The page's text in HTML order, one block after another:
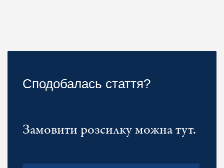
Сподобалась стаття?
Замовити розсилку можна тут.